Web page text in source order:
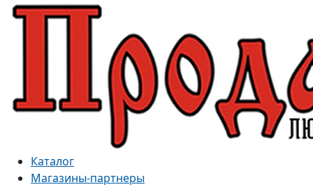
Каталог
Магазины-партнеры